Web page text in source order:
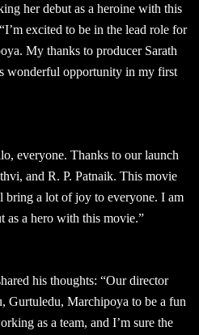
her debut as a heroine with this
excited to be in the lead role for
My thanks to producer Sarath
wonderful opportunity in my first
everyone. Thanks to our launch
and R. P. Patnaik. This movie
bring a lot of joy to everyone. I am
as a hero with this movie.”
his thoughts: “Our director
Gurtuledu, Marchipoya to be a fun
as a team, and I’m sure the